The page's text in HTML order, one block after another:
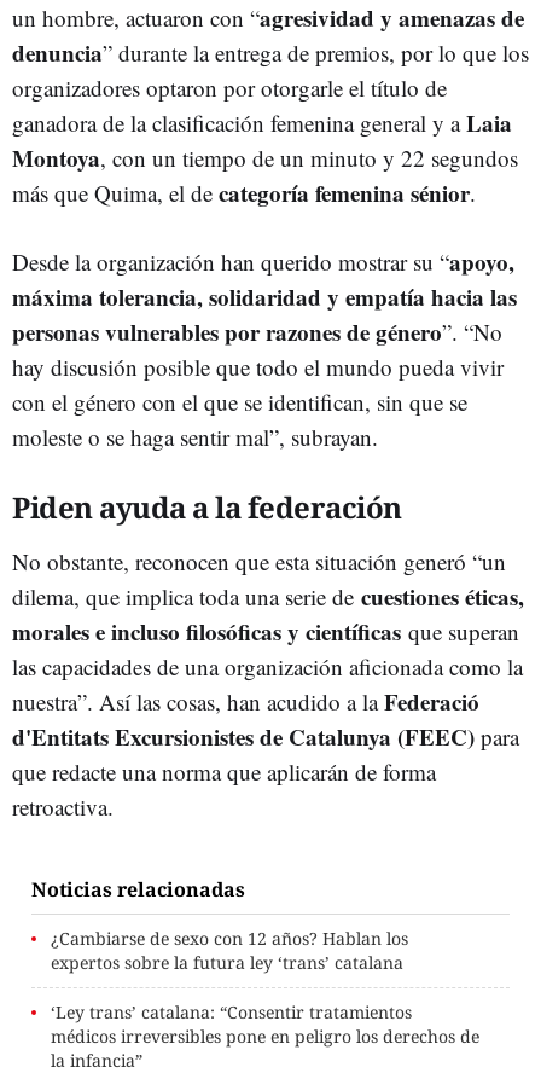
un hombre, actuaron con “agresividad y amenazas de
denuncia” durante la entrega de premios, por lo que los
organizadores optaron por otorgarle el título de
ganadora de la clasificación femenina general y aLaia
Montoya, con un tiempo de un minuto y 22 segundos
más que Quima, el de categoría femenina sénior.
Desde la organización han querido mostrar su “apoyo,
máxima tolerancia, solidaridad y empatía hacia las
personas vulnerables por razones de género”. “No
hay discusión posible que todo el mundo pueda vivir
con el género con el que se identifican, sin que se
moleste o se haga sentir mal”, subrayan.
Piden ayuda a la federación
No obstante, reconocen que esta situación generó “un
dilema, que implica toda una serie de cuestiones éticas,
morales e incluso filosóficas y científicas que superan
las capacidades de una organización aficionada como la
nuestra”. Así las cosas, han acudido a laFederació
d'Entitats Excursionistes de Catalunya (FEEC) para
que redacte una norma que aplicarán de forma
retroactiva.
Noticias relacionadas
¿Cambiarse de sexo con 12 años? Hablan los
expertos sobre la futura ley ‘trans’ catalana
‘Ley trans’ catalana: “Consentir tratamientos
médicos irreversibles pone en peligro los derechos de
la infancia”